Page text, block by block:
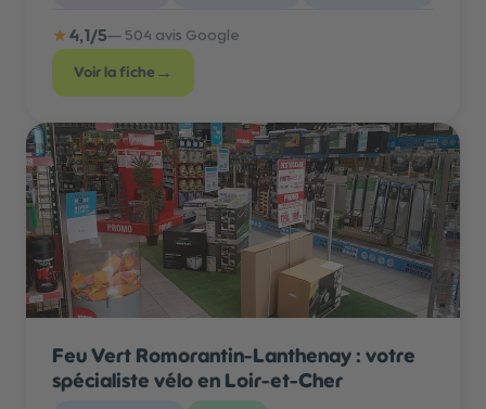
★4,1 /5— 504 avis Google
Voir la fiche →
Feu Vert Romorantin-Lanthenay : votre
spécialiste vélo en Loir-et-Cher